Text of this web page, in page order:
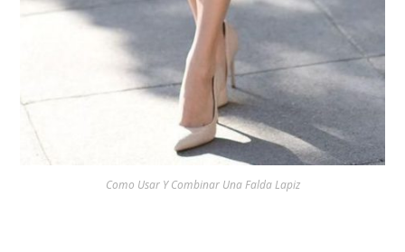
Como Usar Y Combinar Una Falda Lapiz